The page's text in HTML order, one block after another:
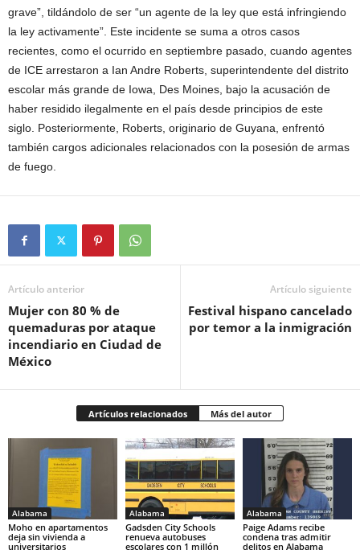
grave”, tildándolo de ser “un agente de la ley que está infringiendo
la ley activamente”. Este incidente se suma a otros casos
recientes, como el ocurrido en septiembre pasado, cuando agentes
de ICE arrestaron a Ian Andre Roberts, superintendente del distrito
escolar más grande de Iowa, Des Moines, bajo la acusación de
haber residido ilegalmente en el país desde principios de este
siglo. Posteriormente, Roberts, originario de Guyana, enfrentó
también cargos adicionales relacionados con la posesión de armas
de fuego.
Artículo anterior
Mujer con 80 % de
quemaduras por ataque
incendiario en Ciudad de
México
Artículo siguiente
Festival hispano cancelado
por temor a la inmigración
Artículos relacionados Más del autor
Alabama
Moho en apartamentos
deja sin vivienda a
universitarios
Alabama
Gadsden City Schools
renueva autobuses
escolares con 1 millón
Alabama
Paige Adams recibe
condena tras admitir
delitos en Alabama